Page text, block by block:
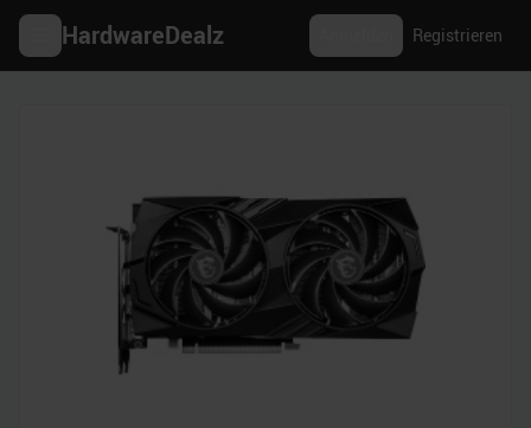
HardwareDealz Registrieren